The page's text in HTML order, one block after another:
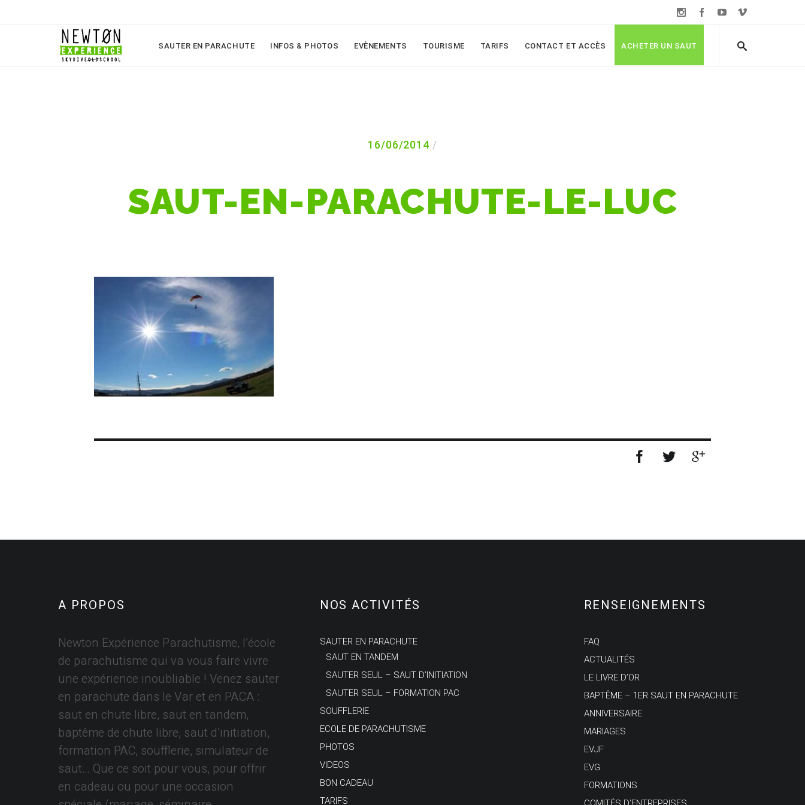
SAUTER EN PARACHUTE INFOS & PHOTOS EVÈNEMENTS TOURISME TARIFS CONTACT ET ACCÈS ACHETER UN SAUT
16/06/2014
SAUT-EN-PARACHUTE-LE-LUC
A PROPOS
Newton Expérience Parachutisme, l’école
de parachutisme qui va vous faire vivre
une expérience inoubliable ! Venez sauter
en parachute dans le Var et en PACA :
saut en chute libre, saut en tandem,
baptême de chute libre, saut d’initiation,
formation PAC, soufflerie, simulateur de
saut… Que ce soit pour vous, pour offrir
en cadeau ou pour une occasion
NOS ACTIVITÉS
SAUTER EN PARACHUTE
SAUT EN TANDEM
SAUTER SEUL – SAUT D’INITIATION
SAUTER SEUL – FORMATION PAC
SOUFFLERIE
ECOLE DE PARACHUTISME
PHOTOS
VIDEOS
BON CADEAU
TARIFS
RENSEIGNEMENTS
FAQ
ACTUALITÉS
LE LIVRE D’OR
BAPTÊME – 1ER SAUT EN PARACHUTE
ANNIVERSAIRE
MARIAGES
EVJF
EVG
FORMATIONS